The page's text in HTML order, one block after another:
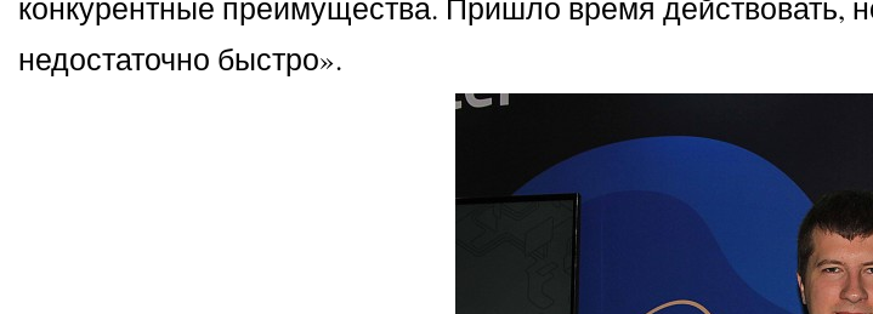
недостаточно быстро».